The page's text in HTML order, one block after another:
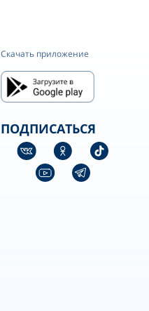
Скачать приложение
ПОДПИСАТЬСЯ